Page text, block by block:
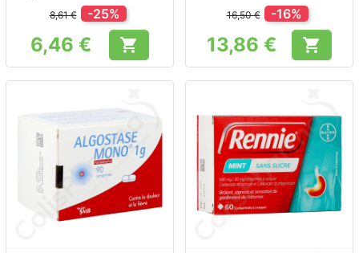
8,61 € -25%
Prix
6,46 € 
16,50 € -16%
Prix
13,86 € 